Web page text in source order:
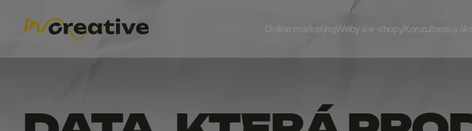
Weby a e-shopy Konzultace a
DATA,